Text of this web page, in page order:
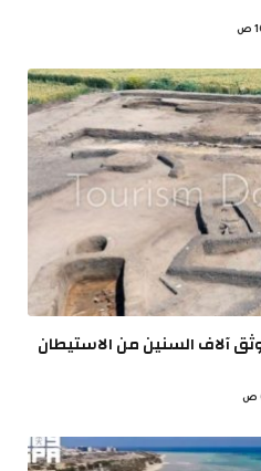
آلاف السنين من الاستيطان